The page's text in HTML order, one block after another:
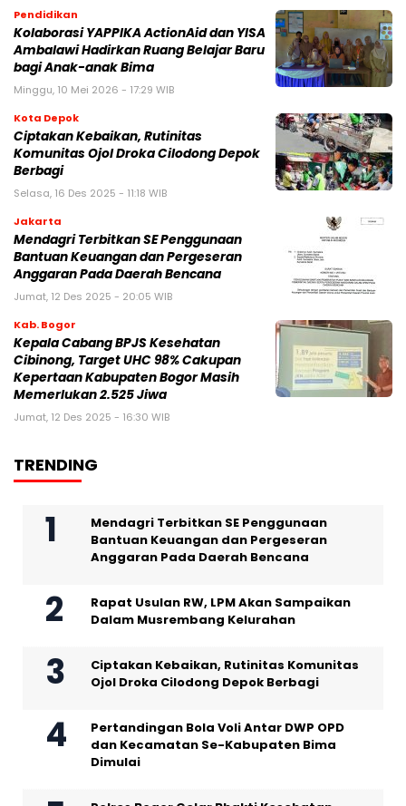
Pendidikan
Kolaborasi YAPPIKA ActionAid dan YISA
Ambalawi Hadirkan Ruang Belajar Baru
bagi Anak-anak Bima
Minggu, 10 Mei 2026 - 17:29 WIB
Kota Depok
Ciptakan Kebaikan, Rutinitas
Komunitas Ojol Droka Cilodong Depok
Berbagi
Selasa, 16 Des 2025 - 11:18 WIB
Jakarta
Mendagri Terbitkan SE Penggunaan
Bantuan Keuangan dan Pergeseran
Anggaran Pada Daerah Bencana
Jumat, 12 Des 2025 - 20:05 WIB
Kab. Bogor
Kepala Cabang BPJS Kesehatan
Cibinong, Target UHC 98% Cakupan
Kepertaan Kabupaten Bogor Masih
Memerlukan 2.525 Jiwa
Jumat, 12 Des 2025 - 16:30 WIB
TRENDING
Mendagri Terbitkan SE Penggunaan
Bantuan Keuangan dan Pergeseran
Anggaran Pada Daerah Bencana
Rapat Usulan RW, LPM Akan Sampaikan
Dalam Musrembang Kelurahan
Ciptakan Kebaikan, Rutinitas Komunitas
Ojol Droka Cilodong Depok Berbagi
Pertandingan Bola Voli Antar DWP OPD
dan Kecamatan Se-Kabupaten Bima
Dimulai